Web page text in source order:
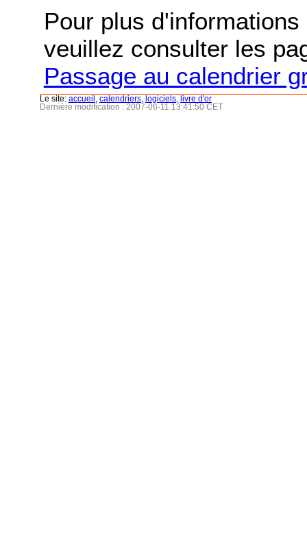
Pour plus
veuillez consulter les
Passage au calendrier
Le site: accueil calendriers logiciels
livre d'or
Dernière modification : 2007-06-11 13:41:50 CET